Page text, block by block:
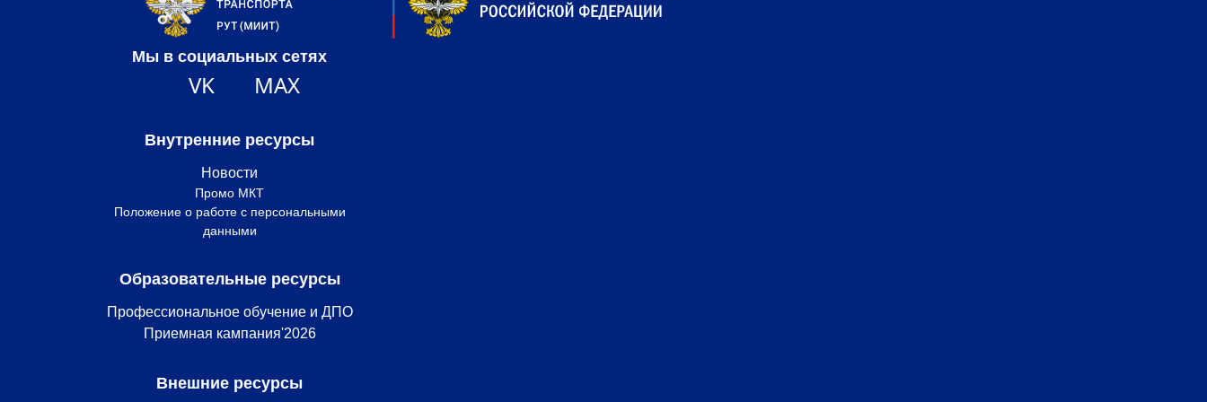
Мы в социальных сетях
VK MAX
Внутренние ресурсы
Новости
Промо МКТ
Положение о работе с персональными
данными
Образовательные ресурсы
Профессиональное обучение и ДПО
Приемная кампания'2026
Внешние ресурсы